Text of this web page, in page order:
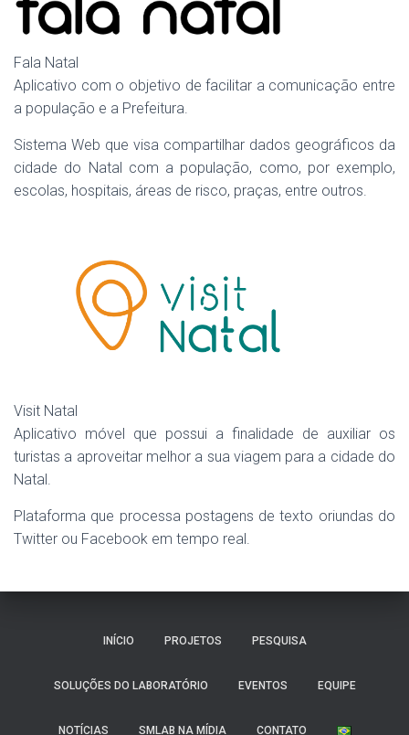
Fala Natal
Aplicativo com o objetivo de facilitar a comunicação entre
a população e a Prefeitura.
Sistema Web que visa compartilhar dados geográficos da
cidade do Natal com a população, como, por exemplo,
escolas, hospitais, áreas de risco, praças, entre outros.
Visit Natal
Aplicativo móvel que possui a finalidade de auxiliar os
turistas a aproveitar melhor a sua viagem para a cidade do
Natal.
Plataforma que processa postagens de texto oriundas do
Twitter ou Facebook em tempo real.
INÍCIO PROJETOS PESQUISA
SOLUÇÕES DO LABORATÓRIO EVENTOS EQUIPE
NOTÍCIAS SMLAB NA MÍDIA CONTATO